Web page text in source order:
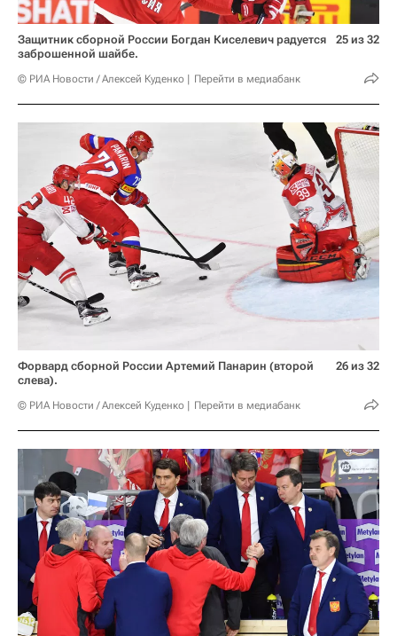
Защитник сборной России Богдан Киселевич радуется
заброшенной шайбе.
© РИА Новости / Алексей Куденко Перейти в медиабанк
25 из 32
Форвард сборной России Артемий Панарин (второй
слева).
© РИА Новости / Алексей Куденко Перейти в медиабанк
26 из 32